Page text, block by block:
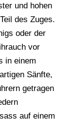
und hohen
des Zuges.
oder der
vor
in einem
Sänfte,
getragen
auf einem